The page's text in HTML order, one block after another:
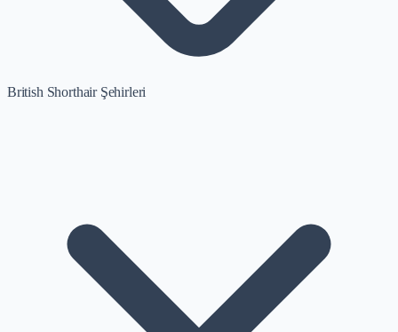
British Shorthair Şehirleri